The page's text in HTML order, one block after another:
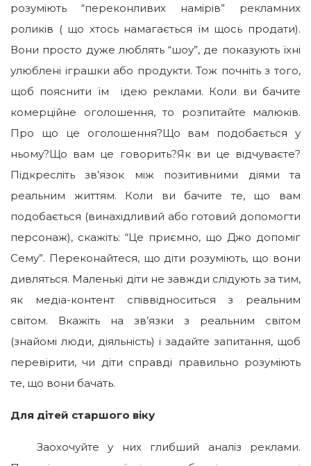
розуміють “переконливих намірів” рекламних
роликів ( що хтось намагається їм щось продати).
Вони просто дуже люблять “шоу”, де показують їхні
улюблені іграшки або продукти. Тож почніть з того,
щоб пояснити їм ідею реклами. Коли ви бачите
комерційне оголошення, то розпитайте малюків.
Про що це оголошення?Що вам подобається у
ньому?Що вам це говорить?Як ви це відчуваєте?
Підкресліть зв’язок між позитивними діями та
реальним життям. Коли ви бачите те, що вам
подобається (винахідливий або готовий допомогти
персонаж), скажіть: “Це приємно, що Джо допоміг
Сему”. Переконайтеся, що діти розуміють, що вони
дивляться. Маленькі діти не завжди слідують за тим,
як медіа-контент співвідноситься з реальним
світом. Вкажіть на зв’язки з реальним світом
(знайомі люди, діяльність) і задайте запитання, щоб
перевірити, чи діти справді правильно розуміють
те, що вони бачать.
Для дітей старшого віку
Заохочуйте у них глибший аналіз реклами.